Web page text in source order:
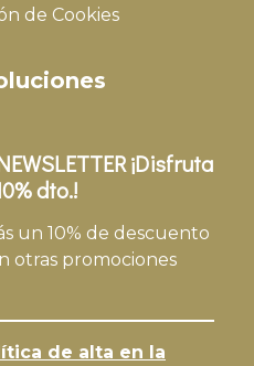
de Cookies
¡Disfruta
dto.!
un 10% de descuento
otras promociones
de alta en la